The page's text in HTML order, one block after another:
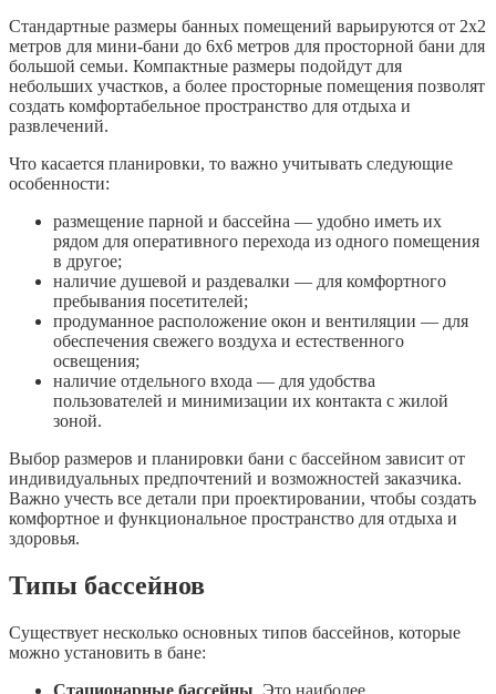
Стандартные размеры банных помещений варьируются от 2х2
метров для мини-бани до 6х6 метров для просторной бани для
большой семьи. Компактные размеры подойдут для
небольших участков, а более просторные помещения позволят
создать комфортабельное пространство для отдыха и
развлечений.
Что касается планировки, то важно учитывать следующие
особенности:
размещение парной и бассейна — удобно иметь их
рядом для оперативного перехода из одного помещения
в другое;
наличие душевой и раздевалки — для комфортного
пребывания посетителей;
продуманное расположение окон и вентиляции — для
обеспечения свежего воздуха и естественного
освещения;
наличие отдельного входа — для удобства
пользователей и минимизации их контакта с жилой
зоной.
Выбор размеров и планировки бани с бассейном зависит от
индивидуальных предпочтений и возможностей заказчика.
Важно учесть все детали при проектировании, чтобы создать
комфортное и функциональное пространство для отдыха и
здоровья.
Типы бассейнов
Существует несколько основных типов бассейнов, которые
можно установить в бане: